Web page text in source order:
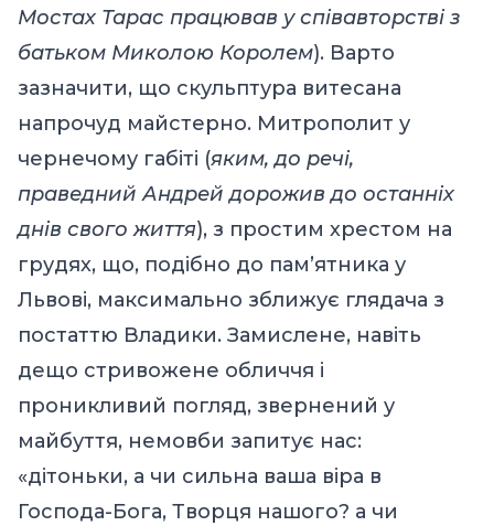
Мостах Тарас працював у співавторстві з
батьком Миколою Королем). Варто
зазначити, що скульптура витесана
напрочуд майстерно. Митрополит у
чернечому габіті (яким, до речі,
праведний Андрей дорожив до останніх
днів свого життя), з простим хрестом на
грудях, що, подібно до пам’ятника у
Львові, максимально зближує глядача з
постаттю Владики. Замислене, навіть
дещо стривожене обличчя і
проникливий погляд, звернений у
майбуття, немовби запитує нас:
«дітоньки, а чи сильна ваша віра в
Господа-Бога, Творця нашого? а чи